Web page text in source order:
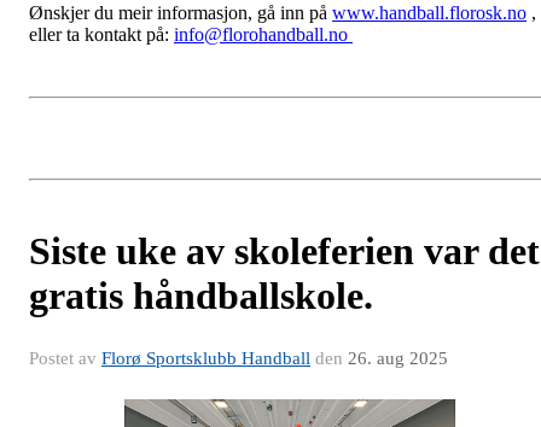
Ønskjer du meir informasjon, gå inn på www.handball.florosk.no ,
eller ta kontakt på: info@florohandball.no
Siste uke av skoleferien var det
gratis håndballskole.
Postet av Florø Sportsklubb Handball den 26. aug 2025